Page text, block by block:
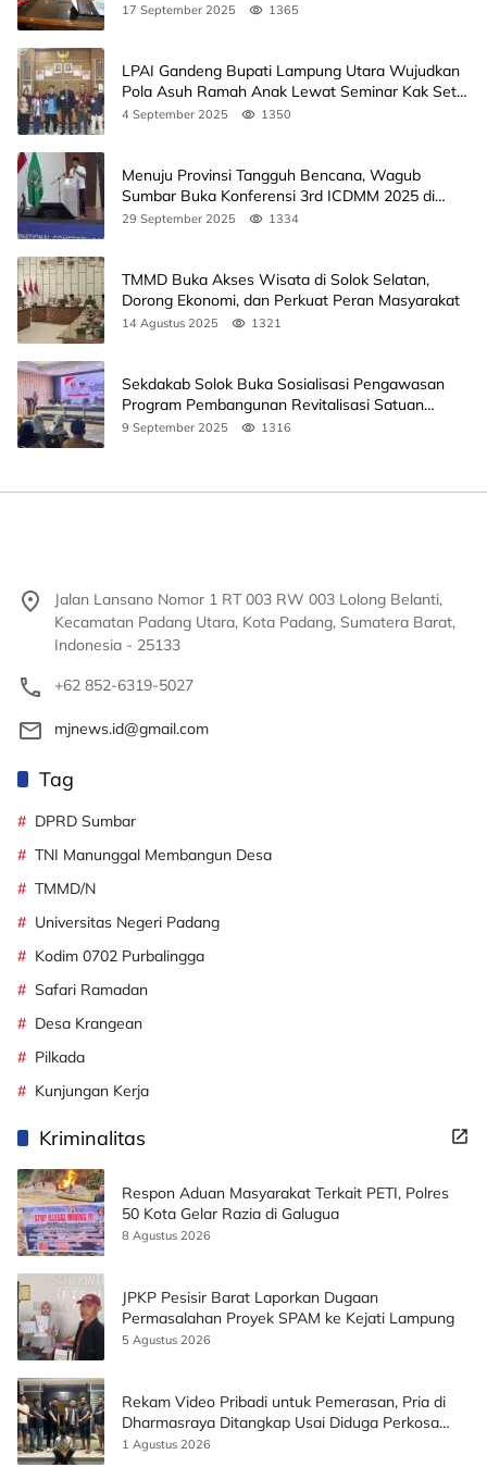
17 September 2025 1365
LPAI Gandeng Bupati Lampung Utara Wujudkan
Pola Asuh Ramah Anak Lewat Seminar Kak Seto,
Ini Jadwalnya
4 September 2025 1350
Menuju Provinsi Tangguh Bencana, Wagub
Sumbar Buka Konferensi 3rd ICDMM 2025 di
Unand
29 September 2025 1334
TMMD Buka Akses Wisata di Solok Selatan,
Dorong Ekonomi, dan Perkuat Peran Masyarakat
14 Agustus 2025 1321
Sekdakab Solok Buka Sosialisasi Pengawasan
Program Pembangunan Revitalisasi Satuan
Pendidikan
9 September 2025 1316
Jalan Lansano Nomor 1 RT 003 RW 003 Lolong Belanti,
Kecamatan Padang Utara, Kota Padang, Sumatera Barat,
Indonesia - 25133
+62 852-6319-5027
mjnews.id@gmail.com
Tag
DPRD Sumbar
TNI Manunggal Membangun Desa
TMMD/N
Universitas Negeri Padang
Kodim 0702 Purbalingga
Safari Ramadan
Desa Krangean
Pilkada
Kunjungan Kerja
Kriminalitas
Respon Aduan Masyarakat Terkait PETI, Polres
50 Kota Gelar Razia di Galugua
8 Agustus 2026
JPKP Pesisir Barat Laporkan Dugaan
Permasalahan Proyek SPAM ke Kejati Lampung
5 Agustus 2026
Rekam Video Pribadi untuk Pemerasan, Pria di
Dharmasraya Ditangkap Usai Diduga Perkosa
Korban
1 Agustus 2026